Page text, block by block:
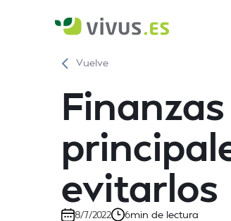
Vuelve
evitarlos
8/7/2022 6min de lectura